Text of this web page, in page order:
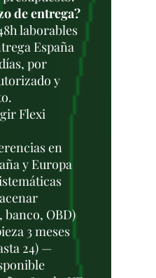
de entrega?
laborables
España
por
y
Flexi
en
y Europa
OBD)
3 meses
24) —